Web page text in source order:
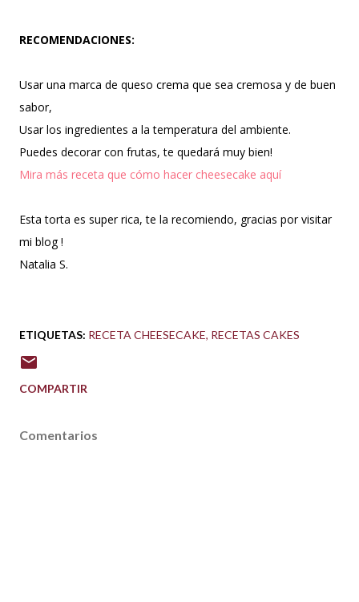
RECOMENDACIONES:
Usar una marca de queso crema que sea cremosa y de buen
sabor,
Usar los ingredientes a la temperatura del ambiente.
Puedes decorar con frutas, te quedará muy bien!
Mira más receta que cómo hacer cheesecake aquí
Esta torta es super rica, te la recomiendo, gracias por visitar
mi blog !
Natalia S.
ETIQUETAS: RECETA CHEESECAKE RECETAS CAKES
COMPARTIR
Comentarios